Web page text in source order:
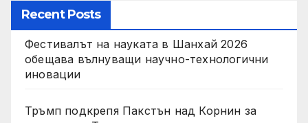
Recent Posts
Фестивалът на науката в Шанхай 2026
обещава вълнуващи научно-технологични
иновации
Тръмп подкрепя Пакстън над Корнин за